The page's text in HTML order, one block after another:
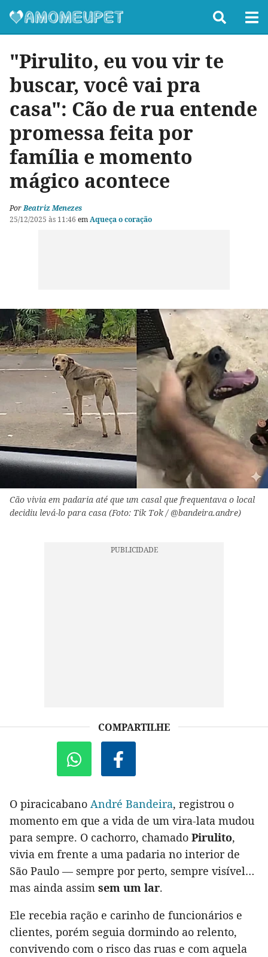
"Pirulito, eu vou vir te
buscar, você vai pra
casa": Cão de rua entende
promessa feita por
família e momento
mágico acontece
PorBeatriz Menezes
25/12/2025 às 11:46 emAqueça o coração
Cão vivia em padaria até que um casal que frequentava o local
decidiu levá-lo para casa (Foto: Tik Tok / @bandeira.andre)
COMPARTILHE
O piracicabano André Bandeira, registrou o
momento em que a vida de um vira-lata mudou
para sempre. O cachorro, chamado Pirulito,
vivia em frente a uma padaria no interior de
São Paulo — sempre por perto, sempre visível…
mas ainda assim sem um lar.
Ele recebia ração e carinho de funcionários e
clientes, porém seguia dormindo ao relento,
convivendo com o risco das ruas e com aquela